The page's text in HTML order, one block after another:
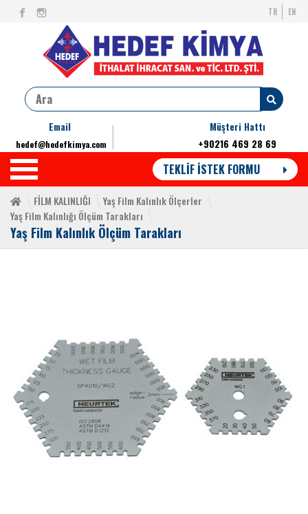
TR EN
Müşteri Hattı
+90216 469 28 69
Email
hedef@hedefkimya.com
TEKLİF İSTEK FORMU
FİLM KALINLIĞI
Yaş Film Kalınlık Ölçerler
Yaş Film Kalınlığı Ölçüm Tarakları
Yaş Film Kalınlık Ölçüm Tarakları